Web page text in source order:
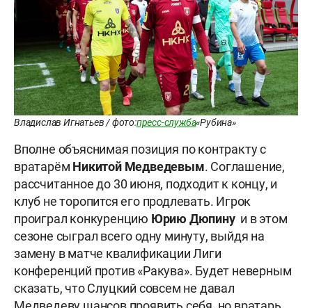
Владислав Игнатьев / фото:пресс-служба«Рубина»
Вполне объяснимая позиция по контракту с
вратарём Никитой Медведевым. Соглашение,
рассчитанное до 30 июня, подходит к концу, и
клуб не торопится его продлевать. Игрок
проиграл конкуренцию Юрию Дюпинуи в этом
сезоне сыграл всего одну минуту, выйдя на
замену в матче квалификации Лиги
конференций против «Ракува». Будет неверным
сказать, что Слуцкий совсем не давал